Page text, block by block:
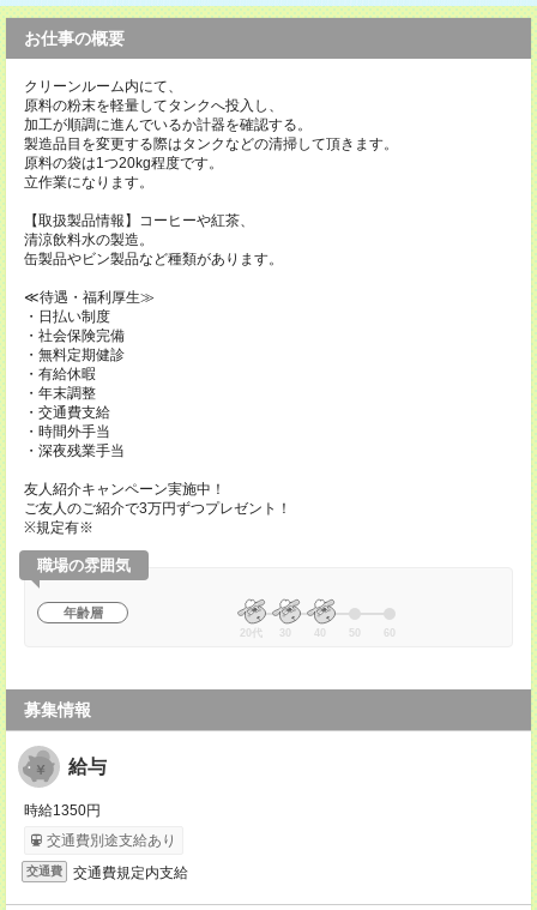
お仕事の概要
クリーンルーム内にて、
原料の粉末を軽量してタンクへ投入し、
加工が順調に進んでいるか計器を確認する。
製造品目を変更する際はタンクなどの清掃して頂きます。
原料の袋は1つ20kg程度です。
立作業になります。
【取扱製品情報】コーヒーや紅茶、
清涼飲料水の製造。
缶製品やビン製品など種類があります。
≪待遇・福利厚生≫
・日払い制度
・社会保険完備
・無料定期健診
・有給休暇
・年末調整
・交通費支給
・時間外手当
・深夜残業手当
友人紹介キャンペーン実施中！
ご友人のご紹介で3万円ずつプレゼント！
※規定有※
職場の雰囲気
年齢層
20代 30 40 50 60
募集情報
給与
時給1350円
交通費別途支給あり
交通費 交通費規定内支給